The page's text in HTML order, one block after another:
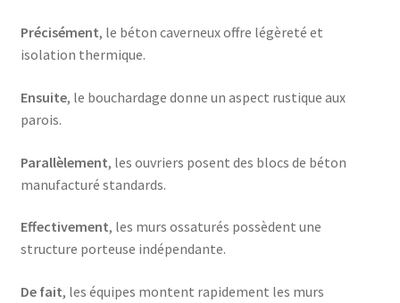
Précisément, le béton caverneux offre légèreté et
isolation thermique.
Ensuite, le bouchardage donne un aspect rustique aux
parois.
Parallèlement, les ouvriers posent des blocs de béton
manufacturé standards.
Effectivement, les murs ossaturés possèdent une
structure porteuse indépendante.
De fait, les équipes montent rapidement les murs